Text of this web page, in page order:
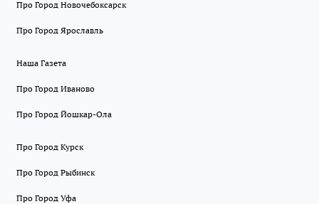
Про Город Новочебоксарск
Про Город Ярославль
Наша Газета
Про Город Иваново
Про Город Йошкар-Ола
Про Город Курск
Про Город Рыбинск
Про Город Уфа